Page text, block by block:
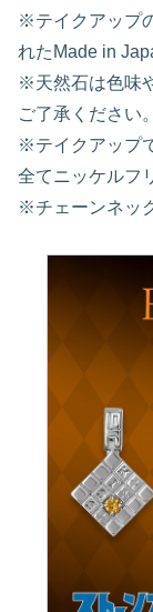
※テイクアップ
れたMade in
※天然石は色味
ご了承ください。
※テイクアップ
全てニッケルフ
※チェーンネッ